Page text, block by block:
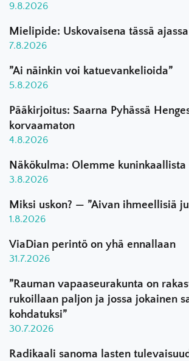
9.8.2026
Mielipide: Uskovaisena tässä ajassa
7.8.2026
”Ai näinkin voi katuevankelioida”
5.8.2026
Pääkirjoitus: Saarna Pyhässä
korvaamaton
4.8.2026
Näkökulma: Olemme kuninkaallista
3.8.2026
Miksi uskon? — ”Aivan ihmeellisiä
1.8.2026
ViaDian perintö on yhä ennallaan
31.7.2026
”Rauman vapaaseurakunta on
rukoillaan paljon ja jossa jokainen
kohdatuksi”
30.7.2026
Radikaali sanoma lasten